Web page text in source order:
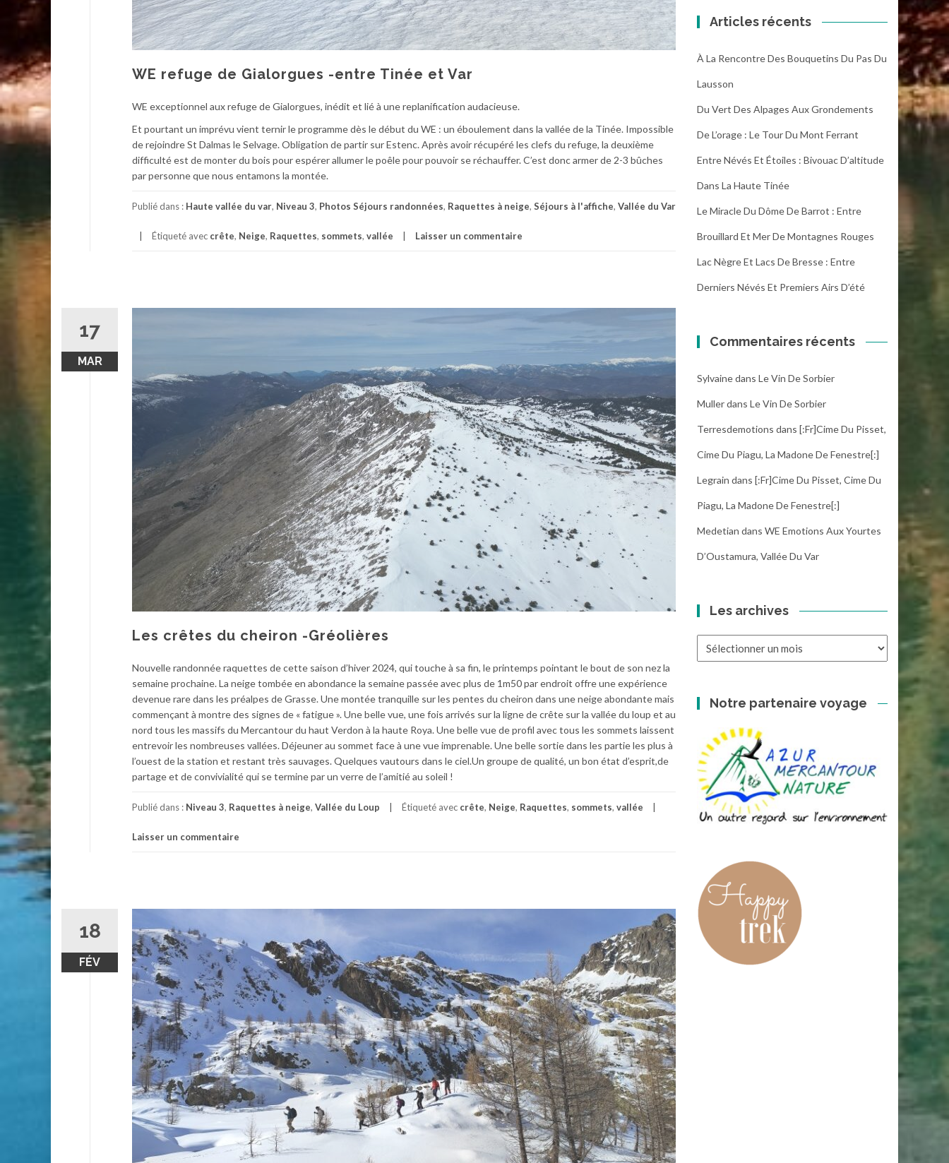
WE refuge de Gialorgues -entre Tinée et Var
WE exceptionnel aux refuge de Gialorgues, inédit et lié à une replanification audacieuse.
Et pourtant un imprévu vient ternir le programme dès le début du WE : un éboulement dans la vallée de la Tinée. Impossible
de rejoindre St Dalmas le Selvage. Obligation de partir sur Estenc. Après avoir récupéré les clefs du refuge, la deuxième
difficulté est de monter du bois pour espérer allumer le poêle pour pouvoir se réchauffer. C’est donc armer de 2-3 bûches
par personne que nous entamons la montée.
Publié dans : Haute vallée du var, Niveau 3, Photos Séjours randonnées, Raquettes à neige, Séjours à l'affiche, Vallée du Var
Étiqueté avec crête, Neige, Raquettes, sommets, vallée Laisser un commentaire
17
MAR
Les crêtes du cheiron -Gréolières
Nouvelle randonnée raquettes de cette saison d’hiver 2024, qui touche à sa fin, le printemps pointant le bout de son nez la
semaine prochaine. La neige tombée en abondance la semaine passée avec plus de 1m50 par endroit offre une expérience
devenue rare dans les préalpes de Grasse. Une montée tranquille sur les pentes du cheiron dans une neige abondante mais
commençant à montre des signes de « fatigue ». Une belle vue, une fois arrivés sur la ligne de crête sur la vallée du loup et au
nord tous les massifs du Mercantour du haut Verdon à la haute Roya. Une belle vue de profil avec tous les sommets laissent
entrevoir les nombreuses vallées. Déjeuner au sommet face à une vue imprenable. Une belle sortie dans les partie les plus à
l’ouest de la station et restant très sauvages. Quelques vautours dans le ciel.Un groupe de qualité, un bon état d’esprit,de
partage et de convivialité qui se termine par un verre de l’amitié au soleil !
Publié dans : Niveau 3, Raquettes à neige, Vallée du Loup Étiqueté avec crête, Neige, Raquettes, sommets, vallée
Laisser un commentaire
18
FÉV
Articles récents
À La Rencontre Des Bouquetins Du Pas Du
Lausson
Du Vert Des Alpages Aux Grondements
De L’orage : Le Tour Du Mont Ferrant
Entre Névés Et Étoiles : Bivouac D’altitude
Dans La Haute Tinée
Le Miracle Du Dôme De Barrot : Entre
Brouillard Et Mer De Montagnes Rouges
Lac Nègre Et Lacs De Bresse : Entre
Derniers Névés Et Premiers Airs D’été
Commentaires récents
Sylvainedans Le Vin De Sorbier
Mullerdans Le Vin De Sorbier
Terresdemotions dans [:fr]Cime Du Pisset,
Cime Du Piagu, La Madone De Fenestre[:]
Legrain dans [:fr]Cime Du Pisset, Cime Du
Piagu, La Madone De Fenestre[:]
Medetian dans WE Emotions Aux Yourtes
D’Oustamura, Vallée Du Var
Les archives
Notre partenaire voyage